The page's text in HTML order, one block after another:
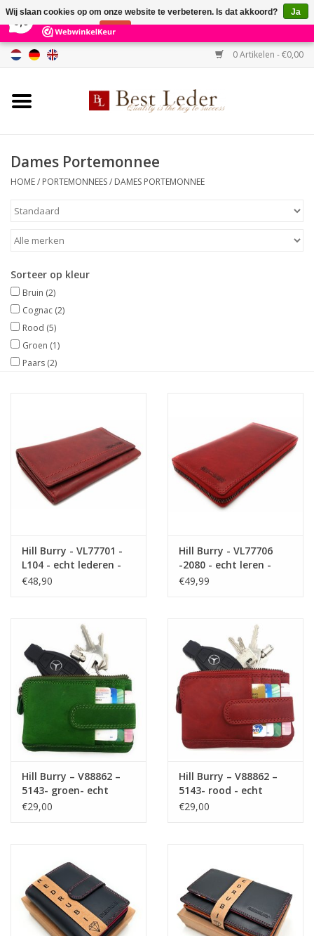
231 Reviews ×
0 Artikelen - €0,00
Home
Damestassen
Portemonnees
SALE %
Maat informatie
Dames Portemonnee
HOME/ PORTEMONNEES/ DAMES PORTEMONNEE
Sorteer op kleur
Bruin (2)
Cognac (2)
Rood (5)
Groen (1)
Paars (2)
Hill Burry - VL77701 -
L104 - echt lederen -
dames - portemonnee
€48,90
Hill Burry - VL77706
-2080 - echt leren -
grote - dames - leder-
leder- rood
€49,99
Hill Burry – V88862 –
5143- groen- echt
lederen - mini –
€29,00
Hill Burry – V88862 –
5143- rood - echt
lederen - mini –
€29,00
Wij slaan cookies op om onze website te verbeteren. Is dat akkoord?
Ja
Nee